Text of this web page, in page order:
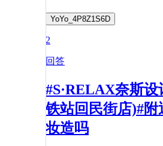
YoYo_4P8Z1S6D
2
回答
#S·RELAX奈斯
铁站回民街店)#附
妆造吗